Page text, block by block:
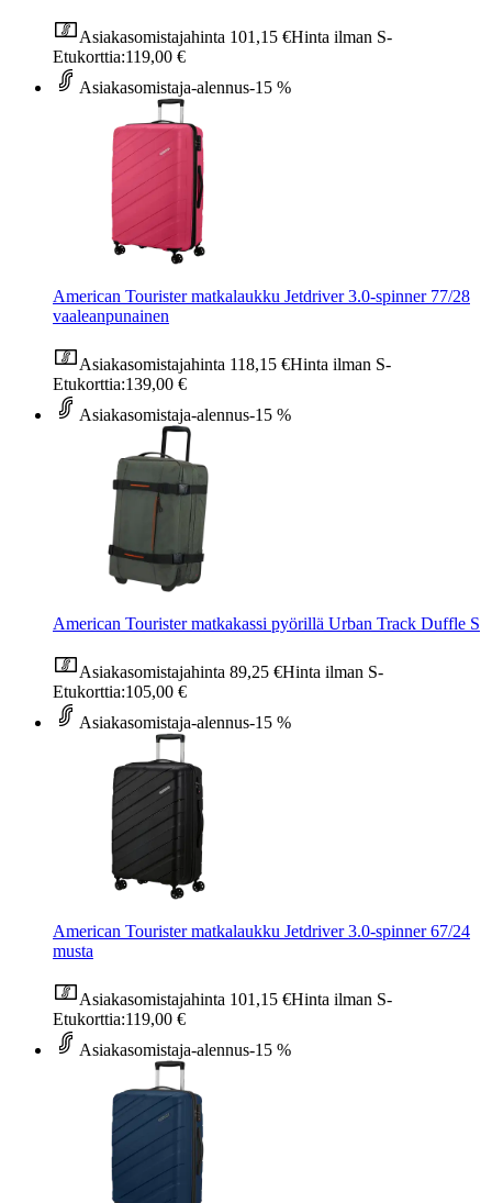
Asiakasomistajahinta 101,15 €Hinta ilman S-
Etukorttia:119,00 €
Asiakasomistaja-alennus-15 %
American Tourister matkalaukku Jetdriver 3.0-spinner 77/28
vaaleanpunainen
Asiakasomistajahinta 118,15 €Hinta ilman S-
Etukorttia:139,00 €
Asiakasomistaja-alennus-15 %
American Tourister matkakassi pyörillä Urban Track Duffle S
Asiakasomistajahinta 89,25 €Hinta ilman S-
Etukorttia:105,00 €
Asiakasomistaja-alennus-15 %
American Tourister matkalaukku Jetdriver 3.0-spinner 67/24
musta
Asiakasomistajahinta 101,15 €Hinta ilman S-
Etukorttia:119,00 €
Asiakasomistaja-alennus-15 %